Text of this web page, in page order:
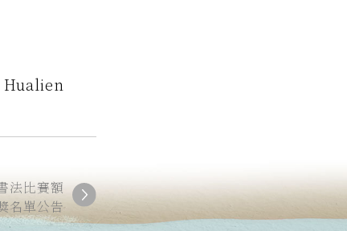
法比賽額
名單公告